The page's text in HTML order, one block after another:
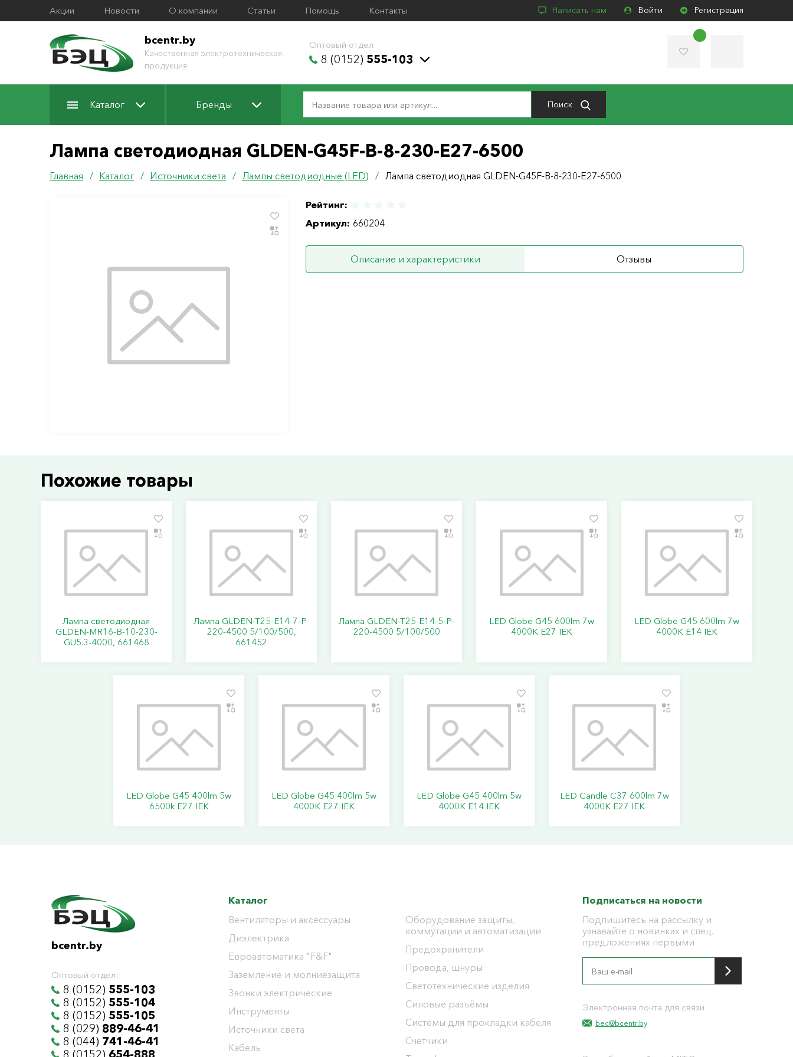
Акции Новости О компании Статьи Помощь Контакты Написать нам Войти Регистрация
bcentr.by
Качественная электротехническая
продукция
Оптовый отдел:
8 (0152) 555-103
Каталог Бренды Поиск
Лампа светодиодная GLDEN-G45F-B-8-230-E27-6500
Главная / Каталог / Источники света / Лампы светодиодные (LED) / Лампа светодиодная GLDEN-G45F-B-8-230-E27-6500
Рейтинг:
Артикул: 660204
Описание и характеристики Отзывы
Похожие товары
Лампа светодиодная
GLDEN-MR16-B-10-230-
GU5.3-4000, 661468
Лампа GLDEN-T25-E14-7-P-
220-4500 5/100/500,
661452
Лампа GLDEN-T25-E14-5-P-
220-4500 5/100/500
LED Globe G45 600lm 7w
4000K E27 IEK
LED Globe G45 600lm 7w
4000K E14 IEK
LED Globe G45 400lm 5w
6500k E27 IEK
LED Globe G45 400lm 5w
4000K E27 IEK
LED Globe G45 400lm 5w
4000K E14 IEK
LED Candle C37 600lm 7w
4000K E27 IEK
bcentr.by
Оптовый отдел:
8 (0152) 555-103
8 (0152) 555-104
8 (0152) 555-105
8 (029) 889-46-41
8 (044) 741-46-41
Каталог
Вентиляторы и аксессуары
Диэлектрика
Евроавтоматика "F&F"
Заземление и молниезащита
Звонки электрические
Инструменты
Источники света
Кабель
Оборудование защиты,
коммутации и автоматизации
Предохранители
Провода, шнуры
Светотехнические изделия
Силовые разъёмы
Системы для прокладки кабеля
Счетчики
Подписаться на новости
Подпишитесь на рассылку и
узнавайте о новинках и спец.
предложениях первыми
Электронная почта для связи:
bec@bcentr.by